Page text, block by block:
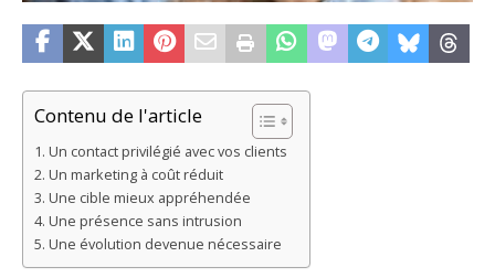
Contenu de l'article
Un contact privilégié avec vos clients
Un marketing à coût réduit
Une cible mieux appréhendée
Une présence sans intrusion
Une évolution devenue nécessaire